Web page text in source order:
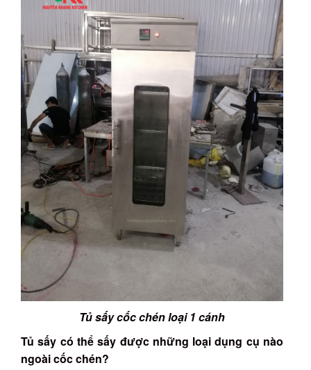
Tủ sấy cốc chén loại 1 cánh
Tủ sấy có thể sấy được những loại dụng cụ nào
ngoài cốc chén?